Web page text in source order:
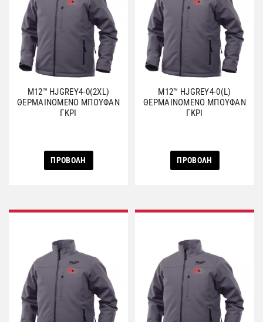
M12™ HJGREY4-0(2XL)
ΘΕΡΜΑΙΝΟΜΕΝΟ ΜΠΟΥΦΑΝ
ΓΚΡΙ
ΠΡΟΒΟΛΗ
M12™ HJGREY4-0(L)
ΘΕΡΜΑΙΝΟΜΕΝΟ ΜΠΟΥΦΑΝ
ΓΚΡΙ
ΠΡΟΒΟΛΗ